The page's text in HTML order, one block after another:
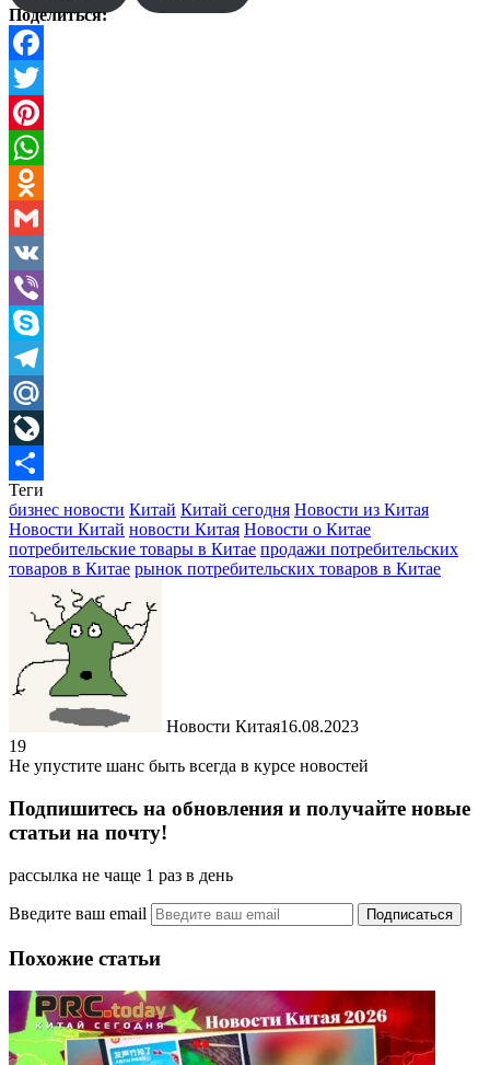
Поделиться:
Facebook
Twitter
Pinterest
WhatsApp
Odnoklassniki
Gmail
VK
Viber
Skype
Telegram
Mail.Ru
LiveJournal
Отправить
Теги
бизнес новости Китай Китай сегодня Новости из Китая
Новости Китай новости Китая Новости о Китае
потребительские товары в Китае продажи потребительских
товаров в Китае рынок потребительских товаров в Китае
Новости Китая16.08.2023
19
Не упустите шанс быть всегда в курсе новостей
Подпишитесь на обновления и получайте новые
статьи на почту!
рассылка не чаще 1 раз в день
Введите ваш email
Похожие статьи